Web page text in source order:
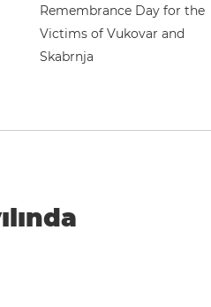
Remembrance Day for the
Victims of Vukovar and
Skabrnja